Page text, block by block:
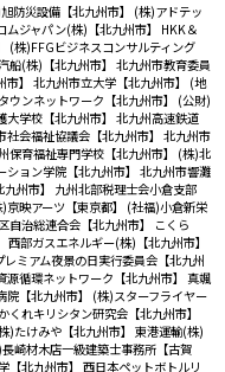
防災設備【北九州市】 (株)アドテッ
ムジャパン(株)【北九州市】 HKK＆
(株)FFGビジネスコンサルティング
船(株)【北九州市】 北九州市教育委員
】 北九州市立大学【北九州市】 (地
ウンネットワーク【北九州市】 (公財)
大学校【北九州市】 北九州高速鉄道
社会福祉協議会【北九州市】 北九州市
保育福祉専門学校【北九州市】 (株)北
ョン学院【北九州市】 北九州市響灘
州市】 九州北部税理士会小倉支部
京映アーツ【東京都】 (社福)小倉新栄
自治総連合会【北九州市】
こくら
西部ガスエネルギー(株)【北九州市】
レミアム夜景の日実行委員会【北九州
源循環ネットワーク【北九州市】 真颯
院【北九州市】 (株)スターフライヤー
くれキリシタン研究会【北九州市】
)たけみや【北九州市】 東港運輸(株)
崎材木店一級建築士事務所【古賀
【北九州市】 西日本ペットボトルリ